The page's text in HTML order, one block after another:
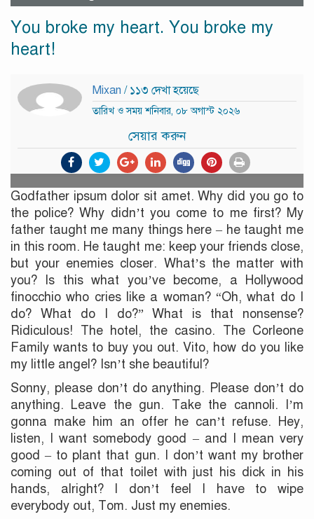
You broke my heart. You broke my
heart!
Mixan / ১১৩ দেখা হয়েছে
তারিখ ও সময় শনিবার, ০৮ অগাস্ট ২০২৬
সেয়ার করুন
Godfather ipsum dolor sit amet. Why did you go to
the police? Why didn’t you come to me first? My
father taught me many things here – he taught me
in this room. He taught me: keep your friends close,
but your enemies closer. What’s the matter with
you? Is this what you’ve become, a Hollywood
finocchio who cries like a woman? “Oh, what do I
do? What do I do?” What is that nonsense?
Ridiculous! The hotel, the casino. The Corleone
Family wants to buy you out. Vito, how do you like
my little angel? Isn’t she beautiful?
Sonny, please don’t do anything. Please don’t do
anything. Leave the gun. Take the cannoli. I’m
gonna make him an offer he can’t refuse. Hey,
listen, I want somebody good – and I mean very
good – to plant that gun. I don’t want my brother
coming out of that toilet with just his dick in his
hands, alright? I don’t feel I have to wipe
everybody out, Tom. Just my enemies.